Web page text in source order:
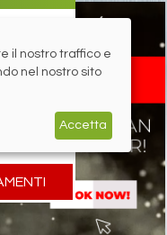
il nostro traffico e
nel nostro sito
Accetta